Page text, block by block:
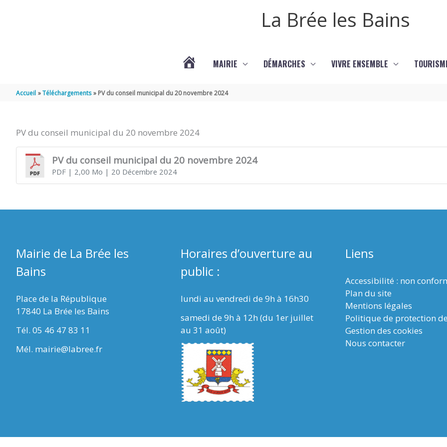
La Brée les Bains
MAIRIE DÉMARCHES VIVRE ENSEMBLE
Accueil Téléchargements PV du conseil municipal du 20 novembre 2024
PV du conseil municipal du 20 novembre 2024
PV du conseil municipal du 20 novembre 2024
PDF| 2,00 Mo | 20 Décembre 2024
Mairie de La Brée les
Bains
Place de la République
17840 La Brée les Bains
Tél. 05 46 47 83 11
Mél. mairie@labree.fr
Horaires d’ouverture au
public :
lundi au vendredi de 9h à 16h30
samedi de 9h à 12h (du 1er juillet
au 31 août)
Liens
Accessibilité : non
Plan du site
Mentions légales
Politique de protection
Gestion des cookies
Nous contacter